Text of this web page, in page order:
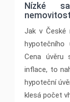
Nízké
Jak v České
hypotečního
Cena úvěru
inflace, to
hypoteční
klesá počet